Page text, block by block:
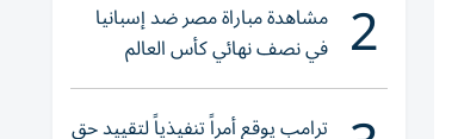
2 مشاهدة مباراة مصر ضد إسبانيا
في نصف نهائي كأس العالم
لناشئات اليد 2026
ترامب يوقع أمراً تنفيذياً لتقييد حق